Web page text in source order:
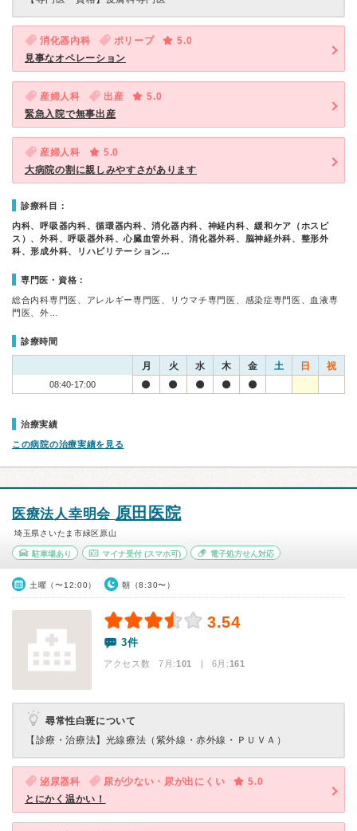
消化器内科 ポリープ
5.0
見事なオペレーション
産婦人科 出産
5.0
緊急入院で無事出産
産婦人科
5.0
大病院の割に親しみやすさがあります
診療科目：
内科、呼吸器内科、循環器内科、消化器内科、神経内科、緩和ケア（ホスピ
ス）、外科、呼吸器外科、心臓血管外科、消化器外科、脳神経外科、整形外
科、形成外科、リハビリテーション…
専門医・資格：
総合内科専門医、アレルギー専門医、リウマチ専門医、感染症専門医、血液専
門医、外…
診療時間
月 火 水 木 金 土 日 祝
08:40-17:00
治療実績
この病院の治療実績を見る
医療法人幸明会 原田医院
埼玉県さいたま市緑区原山
駐車場あり マイナ受付(スマホ可) 電子処方せん対応
土曜（〜12:00） 朝（8:30〜）
3.54
3件
アクセス数 7月:101 | 6月:161
尋常性白斑について
【診療・治療法】 光線療法（紫外線・赤外線・ＰＵＶＡ）
泌尿器科 尿が少ない・尿が出にくい
5.0
とにかく温かい！